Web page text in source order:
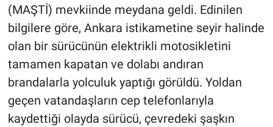
(MAŞTİ) mevkiinde meydana geldi. Edinilen
bilgilere göre, Ankara istikametine seyir halinde
olan bir sürücünün elektrikli motosikletini
tamamen kapatan ve dolabı andıran
brandalarla yolculuk yaptığı görüldü. Yoldan
geçen vatandaşların cep telefonlarıyla
kaydettiği olayda sürücü, çevredeki şaşkın